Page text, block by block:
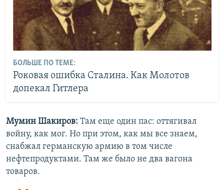
БОЛЬШЕ ПО ТЕМЕ:
Роковая ошибка Сталина. Как Молотов
допекал Гитлера
Мумин Шакиров: Там еще один пас: оттягивал
войну, как мог. Но при этом, как мы все знаем,
снабжал германскую армию в том числе
нефтепродуктами. Там же было не два вагона
товаров.